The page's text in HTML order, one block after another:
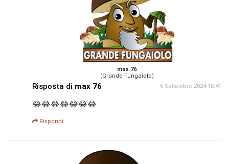
max 76
(Grande Fungaiolo)
Risposta di max 76 6 Settembre 2024 18:41
😂😂😂😂😂😂😂
Rispondi